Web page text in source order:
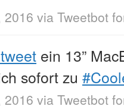
2016 via Tweetbot
ein 13”
sofort zu
2016 via Tweetbot